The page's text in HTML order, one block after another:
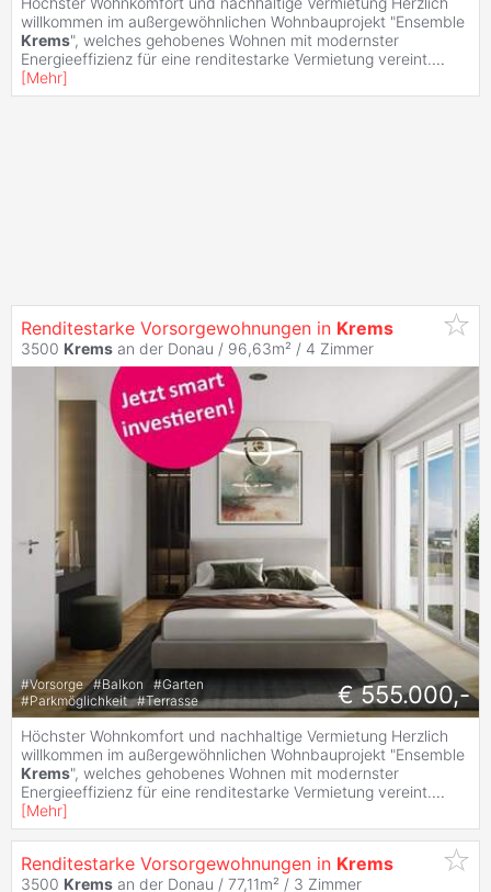
willkommen im außergewöhnlichen Wohnbauprojekt "Ensemble
Krems", welches gehobenes Wohnen mit modernster
Energieeffizienz für eine renditestarke Vermietung vereint....
[Mehr]
Renditestarke Vorsorgewohnungen in Krems
3500 Krems an der Donau / 96,63m² / 4 Zimmer
#Vorsorge #Balkon #Garten
#Parkmöglichkeit #Terrasse € 555.000,-
Höchster Wohnkomfort und nachhaltige Vermietung Herzlich
willkommen im außergewöhnlichen Wohnbauprojekt "Ensemble
Krems", welches gehobenes Wohnen mit modernster
Energieeffizienz für eine renditestarke Vermietung vereint....
[Mehr]
Renditestarke Vorsorgewohnungen in Krems
3500 Krems an der Donau / 77,11m² / 3 Zimmer